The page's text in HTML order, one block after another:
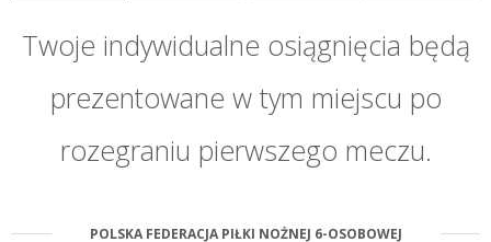
Twoje indywidualne osiągnięcia będą
prezentowane w tym miejscu po
rozegraniu pierwszego meczu.
POLSKA FEDERACJA PIŁKI NOŻNEJ 6-OSOBOWEJ